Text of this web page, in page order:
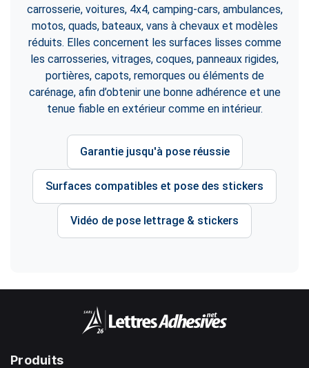
carrosserie, voitures, 4x4, camping-cars, ambulances,
motos, quads, bateaux, vans à chevaux et modèles
réduits. Elles concernent les surfaces lisses comme
les carrosseries, vitrages, coques, panneaux rigides,
portières, capots, remorques ou éléments de
carénage, afin d’obtenir une bonne adhérence et une
tenue fiable en extérieur comme en intérieur.
Garantie jusqu'à pose réussie
Surfaces compatibles et pose des stickers
Vidéo de pose lettrage & stickers
Produits